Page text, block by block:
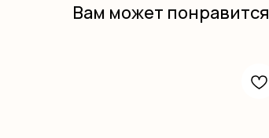
Вам может понравится